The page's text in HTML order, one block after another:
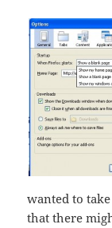
wanted to
that there